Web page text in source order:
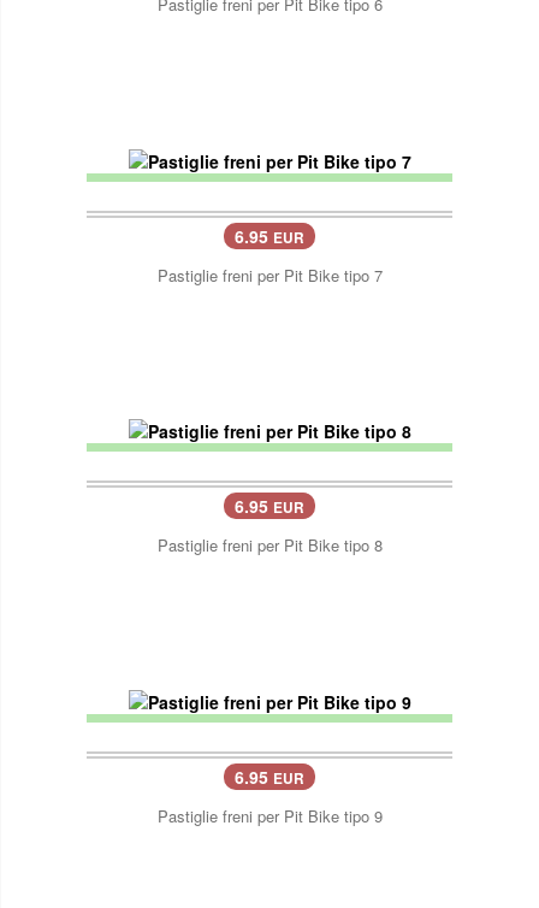
Pastiglie freni per Pit Bike tipo 6
6.95 EUR
Pastiglie freni per Pit Bike tipo 7
6.95 EUR
Pastiglie freni per Pit Bike tipo 8
6.95 EUR
Pastiglie freni per Pit Bike tipo 9